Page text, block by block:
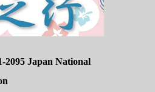
2095 Japan National